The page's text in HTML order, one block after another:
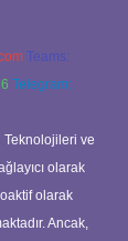
Teams:
Telegram:
Teknolojileri ve
olarak
olarak
Ancak,